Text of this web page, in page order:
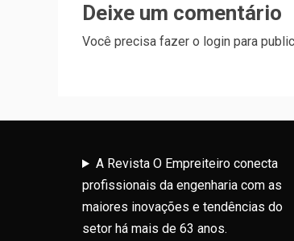
Deixe um comentário
Você precisa fazer o login para
A Revista O Empreiteiro conecta
profissionais da engenharia com as
maiores inovações e tendências do
setor há mais de 63 anos.